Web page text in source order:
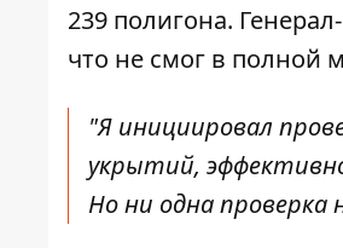
239 полигона.
что не смог в полной
"Я инициировал
укрытий,
Но ни одна проверка